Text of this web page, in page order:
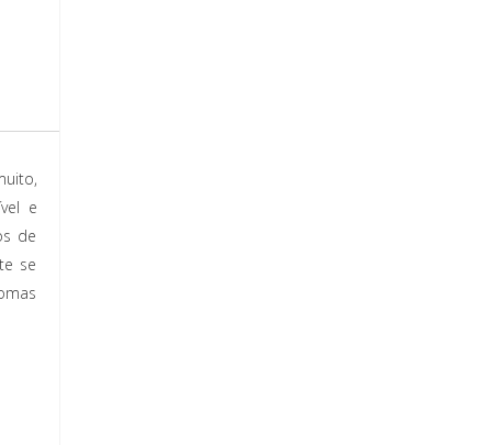
e
de
se